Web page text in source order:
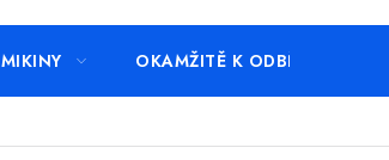
MIKINY OKAMŽITĚ K ODBĚRU